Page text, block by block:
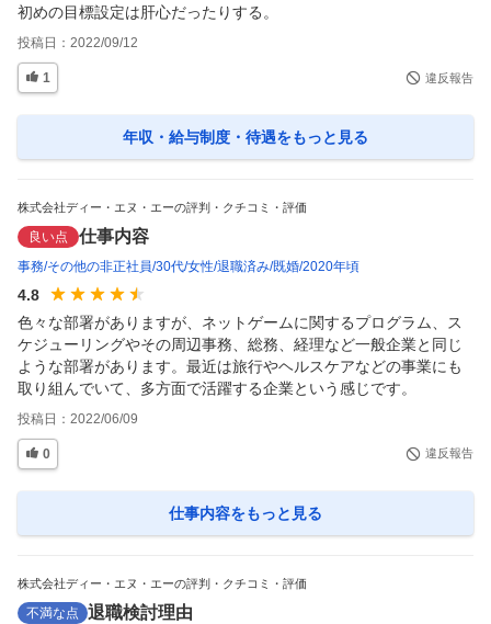
初めの目標設定は肝心だったりする。
投稿日： 2022/09/12
1 違反報告
年収・給与制度・待遇をもっと見る
株式会社ディー・エヌ・エーの評判・クチコミ・評価
良い点 仕事内容
事務 その他の非正社員 30代 女性 退職済み 既婚 2020年頃
4.8
色々な部署がありますが、ネットゲームに関するプログラム、ス
ケジューリングやその周辺事務、総務、経理など一般企業と同じ
ような部署があります。最近は旅行やヘルスケアなどの事業にも
取り組んでいて、多方面で活躍する企業という感じです。
投稿日： 2022/06/09
0 違反報告
仕事内容をもっと見る
株式会社ディー・エヌ・エーの評判・クチコミ・評価
不満な点 退職検討理由